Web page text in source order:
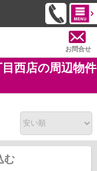
お問合せ
西店の周辺物件
む